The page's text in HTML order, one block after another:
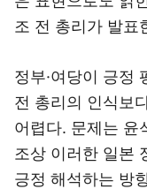
조 전 총리가 발표
정부·여당이 긍정
전 총리의 인식보
어렵다. 문제는 윤
조상 이러한 일본
긍정 해석하는 방